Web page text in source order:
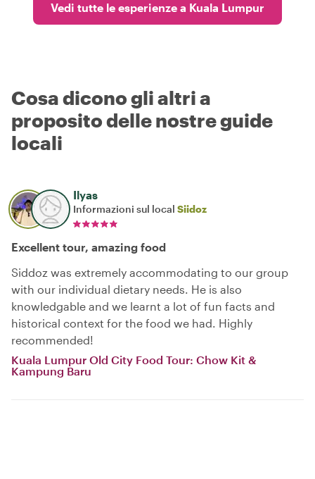
Vedi tutte le esperienze a Kuala Lumpur
Cosa dicono gli altri a
proposito delle nostre guide
locali
Ilyas
Informazioni sul local Siidoz
Excellent tour, amazing food
Siddoz was extremely accommodating to our group
with our individual dietary needs. He is also
knowledgable and we learnt a lot of fun facts and
historical context for the food we had. Highly
recommended!
Kuala Lumpur Old City Food Tour: Chow Kit &
Kampung Baru